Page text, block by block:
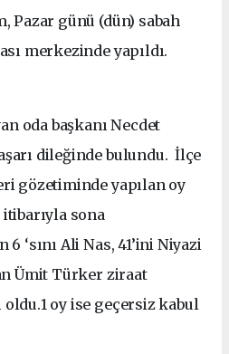
Pazar günü (dün) sabah
merkezinde yapıldı.
oda başkanı Necdet
dileğinde bulundu. İlçe
gözetiminde yapılan oy
sona
‘sını Ali Nas, 41’ini Niyazi
Ümit Türker ziraat
oldu.1 oy ise geçersiz kabul